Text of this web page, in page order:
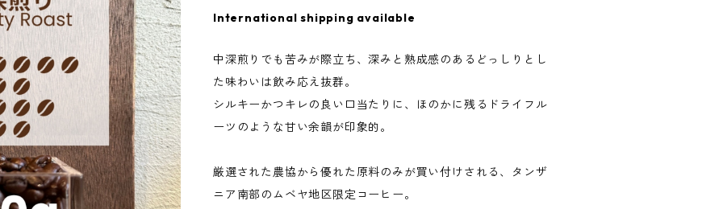
International shipping available
中深煎りでも苦みが際立ち、深みと熟成感のあるどっしりとし
た味わいは飲み応え抜群。
シルキーかつキレの良い口当たりに、ほのかに残るドライフル
ーツのような甘い余韻が印象的。
厳選された農協から優れた原料のみが買い付けされる、タンザ
ニア南部のムベヤ地区限定コーヒー。